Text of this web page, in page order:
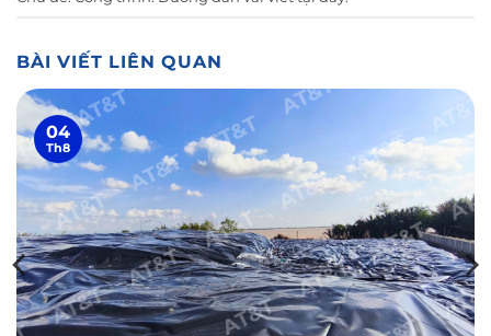
BÀI VIẾT LIÊN QUAN
04
Th8